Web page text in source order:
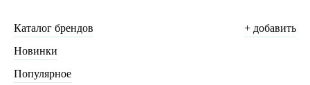
Каталог брендов
Новинки
Популярное
+ добавить